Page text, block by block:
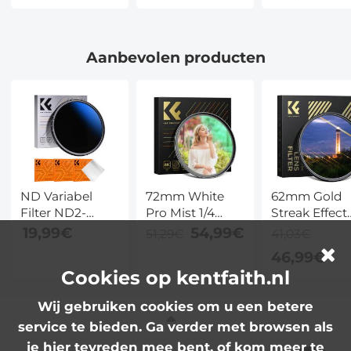
Aanbevolen producten
ND Variabel
Filter ND2-
Filter met 18
Nanocoating en
3 Poetsdoekjes
- Nano Klear
72mm White
Pro Mist 1/4
White Diffusion
laags coatings
Waterdicht
Krasbestendig
62mm Gold
Streak Effect
Anamorfisch
Optisch Glas
Effect Filter
Camera Lens
Nano-Xcel
46,99€
Cookies op kentfaith.nl
Wij gebruiken cookies om u een betere
service te bieden. Ga verder met browsen als
je hier tevreden mee bent, of kom meer te